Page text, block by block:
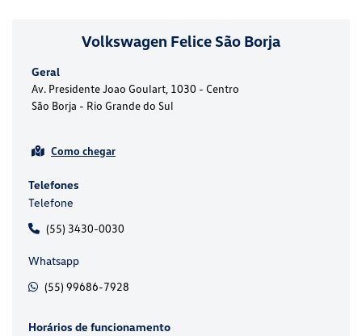
Volkswagen Felice São Borja
Geral
Av. Presidente Joao Goulart, 1030 - Centro
São Borja - Rio Grande do Sul
Como chegar
Telefones
Telefone
(55) 3430-0030
Whatsapp
(55) 99686-7928
Horários de funcionamento